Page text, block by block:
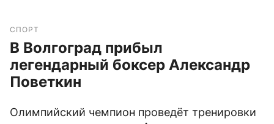
СПОРТ
В Волгоград прибыл
легендарный боксер Александр
Поветкин
Олимпийский чемпион проведёт тренировки